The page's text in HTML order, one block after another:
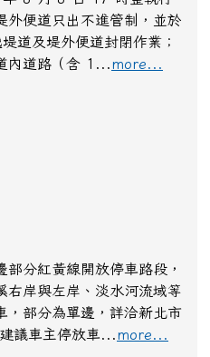
外便道只出不進管制，並於
道及堤外便道封閉作業；
內道路（含 1...more...
部分紅黃線開放停車路段，
右岸與左岸、淡水河流域等
，部分為單邊，詳洽新北市
議車主停放車...more...